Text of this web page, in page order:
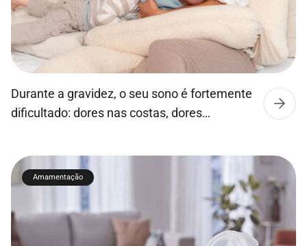
Durante a gravidez, o seu sono é fortemente
dificultado: dores nas costas, dores
estes males que perturbam a sua vida
quotidiana e a impedem de ter um sono de
qualidade, concebemos esta almofada XXL
em fibra para tornar as suas noites
Amamentação